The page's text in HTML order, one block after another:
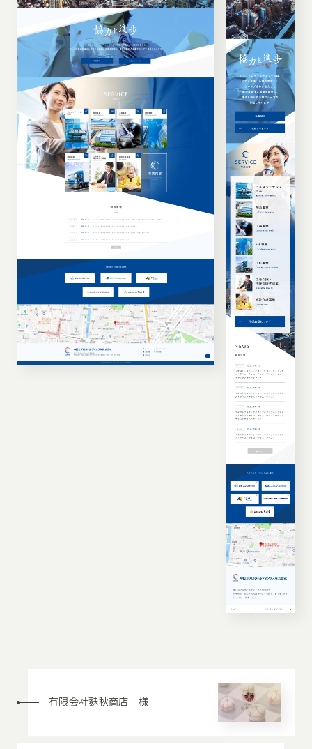
有限会社麩秋商店 様